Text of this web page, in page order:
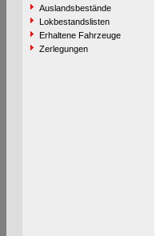
Auslandsbestände
Lokbestandslisten
Erhaltene Fahrzeuge
Zerlegungen